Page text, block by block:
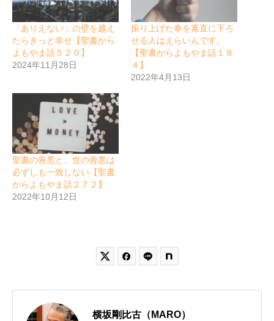
「ありえない」の壁を越え
たらきっと幸せ【聖書から
よもやま話５２０】
2024年11月28日
振り上げた拳を素直に下ろ
せる人はえらいんです。
【聖書からよもやま話１８
４】
2022年4月13日
聖書の善悪と、世の善悪は
必ずしも一致しない【聖書
からよもやま話２７２】
2022年10月12日
 
横坂剛比古（MARO）